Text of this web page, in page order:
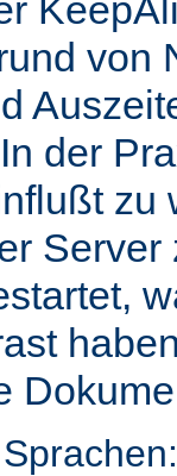
von
der
zu